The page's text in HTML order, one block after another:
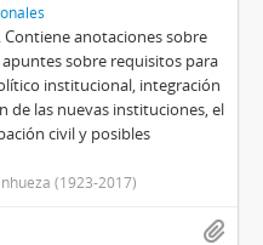
anotaciones sobre
sobre requisitos para
institucional, integración
de las nuevas instituciones, el
civil y posibles
(1923-2017)